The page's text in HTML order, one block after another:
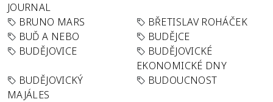
JOURNAL
BRUNO MARS
BŘETISLAV ROHÁČEK
BUĎ A NEBO
BUDĚJCE
BUDĚJOVICE
BUDĚJOVICKÉ
EKONOMICKÉ DNY
BUDĚJOVICKÝ
MAJÁLES
BUDOUCNOST